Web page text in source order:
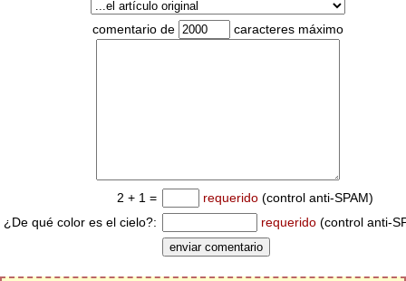
comentario de caracteres máximo
2 + 1 = requerido (control anti-SPAM)
¿De qué color es el cielo?:
requerido (control anti-